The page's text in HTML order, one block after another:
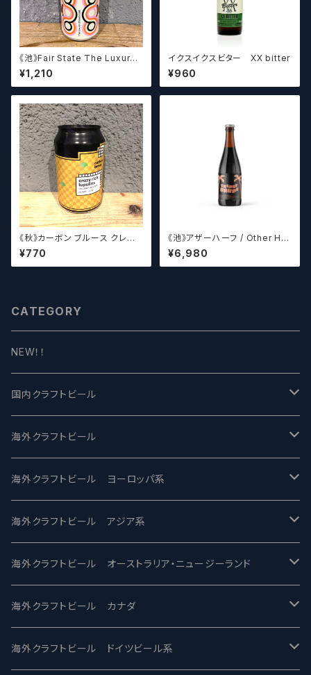
《池》Fair State The Luxury
of Restraint / フェアステイト
ザ ラグジュアリー オブ リストレ
イント【クラフトビールシザーズ】
¥1,210
イクスイクスビター XX bitter
¥960
《秋》カーボン ブルース クレイ
ジーリッチルプリンズ Carbo
n Brews Crazy rich Lupulin
s【クラフトビール】
¥770
《池》アザーハーフ / Other Hal
f Brewing Triple Drupe【ク
ラフトビールシザーズ】
¥6,980
CATEGORY
NEW！！
国内クラフトビール
UCHU BREWING -うちゅうブルーイング
バテレ -VERTERE
2nd Story Ale Works -セカンドストーリー
ビアへるん - Beer Hearn
忽布古丹醸造 - HOP KOTAN
ワイマーケットブルーイング Y.Market Brewing
海外クラフトビール
Modern Times モダンタイムズ
Maui マウイ
Toppling Goliath トップリンゴライアス
Fair State フェアステイト
Lagunitas ラグニタス
海外クラフトビール ヨーロッパ系
UnBarred -アンバード
SAIREN /サイレン
ワイルドチャイルド - Wilde Child
BrewDog Brewery - ブリュードッグ
海外クラフトビール アジア系
gweilo-鬼佬 グウァイロ
Heart Of Darkness - ハートオブダークネス
Carbon brews -カーボン
海外クラフトビール オーストラリア・ニュージーランド
ROCKY RIDGE - ロッキーリッジ
BODRIGGY BREWING ボッドリッジー
海外クラフトビール カナダ
Jackie O's ジャッキーオーズ
海外クラフトビール ドイツビール系